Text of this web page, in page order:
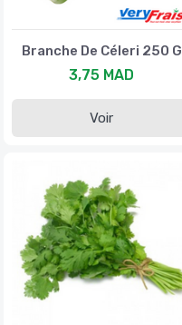
Branche De Céleri 250 G
3,75 MAD
Voir